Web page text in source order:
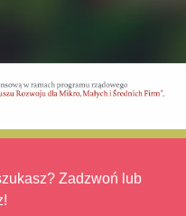
Zadzwoń lub